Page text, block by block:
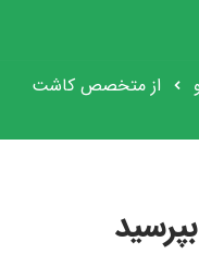
از متخصص کاشت